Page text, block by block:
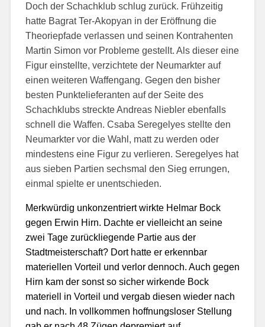
Doch der Schachklub schlug zurück. Frühzeitig
hatte Bagrat Ter-Akopyan in der Eröffnung die
Theoriepfade verlassen und seinen Kontrahenten
Martin Simon vor Probleme gestellt. Als dieser eine
Figur einstellte, verzichtete der Neumarkter auf
einen weiteren Waffengang. Gegen den bisher
besten Punktelieferanten auf der Seite des
Schachklubs streckte Andreas Niebler ebenfalls
schnell die Waffen. Csaba Seregelyes stellte den
Neumarkter vor die Wahl, matt zu werden oder
mindestens eine Figur zu verlieren. Seregelyes hat
aus sieben Partien sechsmal den Sieg errungen,
einmal spielte er unentschieden.
Merkwürdig unkonzentriert wirkte Helmar Bock
gegen Erwin Hirn. Dachte er vielleicht an seine
zwei Tage zurückliegende Partie aus der
Stadtmeisterschaft? Dort hatte er erkennbar
materiellen Vorteil und verlor dennoch. Auch gegen
Hirn kam der sonst so sicher wirkende Bock
materiell in Vorteil und vergab diesen wieder nach
und nach. In vollkommen hoffnungsloser Stellung